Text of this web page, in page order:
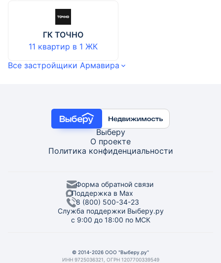
ГК ТОЧНО
11 квартир в 1 ЖК
Все застройщики Армавира
Выберу
О проекте
Политика конфиденциальности
Форма обратной связи
Поддержка в Max
8 (800) 500-34-23
Служба поддержки Выберу.ру
с 9:00 до 18:00 по МСК
© 2014-2026 ООО "Выберу.ру"
ИНН 9725036321, ОГРН 1207700339549